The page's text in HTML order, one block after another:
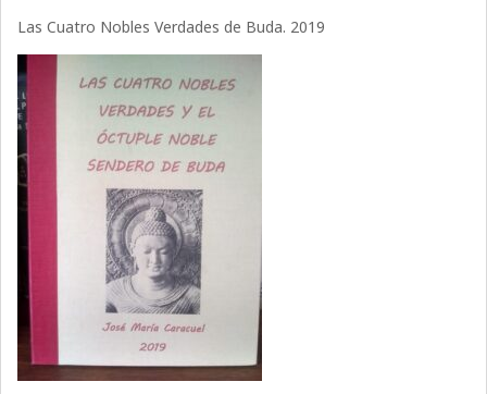
Las Cuatro Nobles Verdades de Buda. 2019